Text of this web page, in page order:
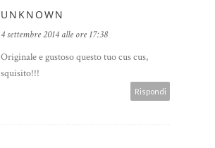
UNKNOWN
4 settembre 2014 alle ore 17:38
Originale e gustoso questo tuo cus cus,
squisito!!!
Rispondi